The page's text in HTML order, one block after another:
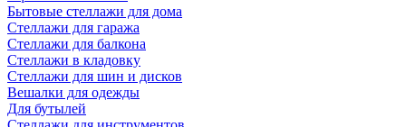
Бытовые стеллажи для дома
Стеллажи для гаража
Стеллажи для балкона
Стеллажи в кладовку
Стеллажи для шин и дисков
Вешалки для одежды
Для бутылей